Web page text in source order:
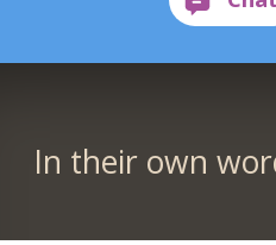
In their own